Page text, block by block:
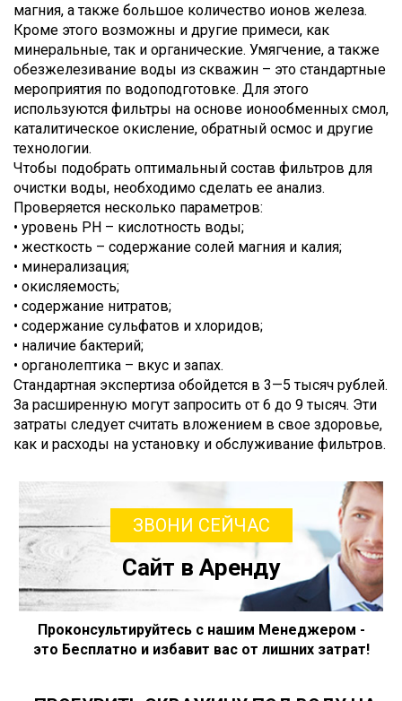
магния, а также большое количество ионов железа.
Кроме этого возможны и другие примеси, как
минеральные, так и органические. Умягчение, а также
обезжелезивание воды из скважин – это стандартные
мероприятия по водоподготовке. Для этого
используются фильтры на основе ионообменных смол,
каталитическое окисление, обратный осмос и другие
технологии.
Чтобы подобрать оптимальный состав фильтров для
очистки воды, необходимо сделать ее анализ.
Проверяется несколько параметров:
• уровень PH – кислотность воды;
• жесткость – содержание солей магния и калия;
• минерализация;
• окисляемость;
• содержание нитратов;
• содержание сульфатов и хлоридов;
• наличие бактерий;
• органолептика – вкус и запах.
Стандартная экспертиза обойдется в 3—5 тысяч рублей.
За расширенную могут запросить от 6 до 9 тысяч. Эти
затраты следует считать вложением в свое здоровье,
как и расходы на установку и обслуживание фильтров.
ЗВОНИ СЕЙЧАС
Сайт в Аренду
Проконсультируйтесь с нашим Менеджером -
это Бесплатно и избавит вас от лишних затрат!